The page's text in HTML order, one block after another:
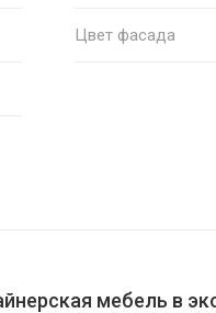
Цвет фасада
мебель в